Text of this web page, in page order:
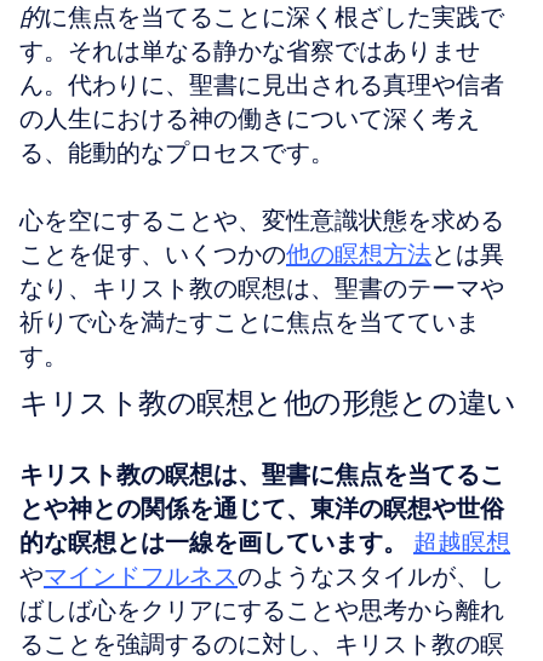
的に焦点を当てることに深く根ざした実践で
す。それは単なる静かな省察ではありませ
ん。代わりに、聖書に見出される真理や信者
の人生における神の働きについて深く考え
る、能動的なプロセスです。
心を空にすることや、変性意識状態を求める
ことを促す、いくつかの他の瞑想方法とは異
なり、キリスト教の瞑想は、聖書のテーマや
祈りで心を満たすことに焦点を当てていま
す。
キリスト教の瞑想と他の形態との違い
キリスト教の瞑想は、聖書に焦点を当てるこ
とや神との関係を通じて、東洋の瞑想や世俗
的な瞑想とは一線を画しています。
超越瞑想
やマインドフルネスのようなスタイルが、し
ばしば心をクリアにすることや思考から離れ
ることを強調するのに対し、キリスト教の瞑